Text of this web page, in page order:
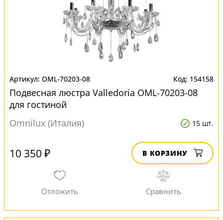
OML-70203-08 154158
Подвесная люстра Valledoria OML-70203-08
для гостиной
Omnilux (Италия)
15 шт.
10 350 ₽ В КОРЗИНУ